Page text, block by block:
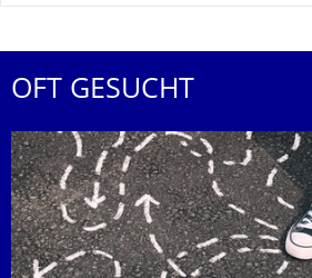
OFT GESUCHT